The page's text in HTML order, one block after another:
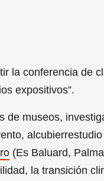
la conferencia de
expositivos”.
de museos,
(Es Baluard,
la transición